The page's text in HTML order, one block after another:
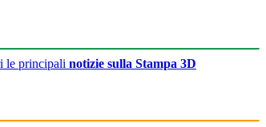
le principali notizie sulla Stampa 3D